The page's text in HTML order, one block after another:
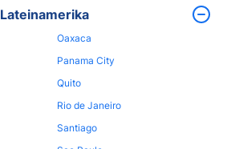
Lateinamerika
Oaxaca
Panama City
Quito
Rio de Janeiro
Santiago